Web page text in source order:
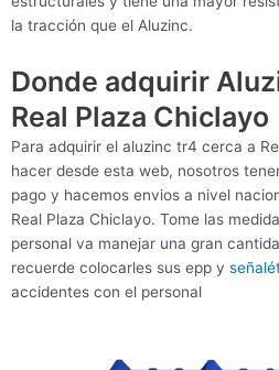
la tracción que el Aluzinc.
Donde adquirir
Real Plaza Chiclayo
Para adquirir el aluzinc tr4 cerca a
hacer desde esta web, nosotros
pago y hacemos envios a nivel
Real Plaza Chiclayo. Tome las
personal va manejar una gran
recuerde colocarles sus epp y
accidentes con el personal